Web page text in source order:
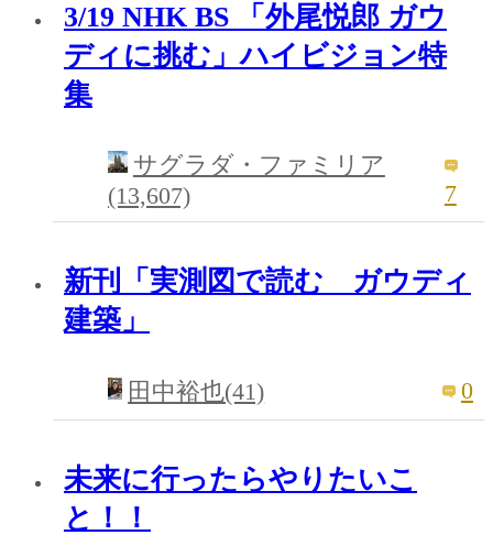
3/19 NHK BS 「外尾悦郎 ガウ
ディに挑む」ハイビジョン特
集
サグラダ・ファミリア
(13,607)
7
新刊「実測図で読む ガウディ
建築」
田中裕也(41) 0
未来に行ったらやりたいこ
と！！